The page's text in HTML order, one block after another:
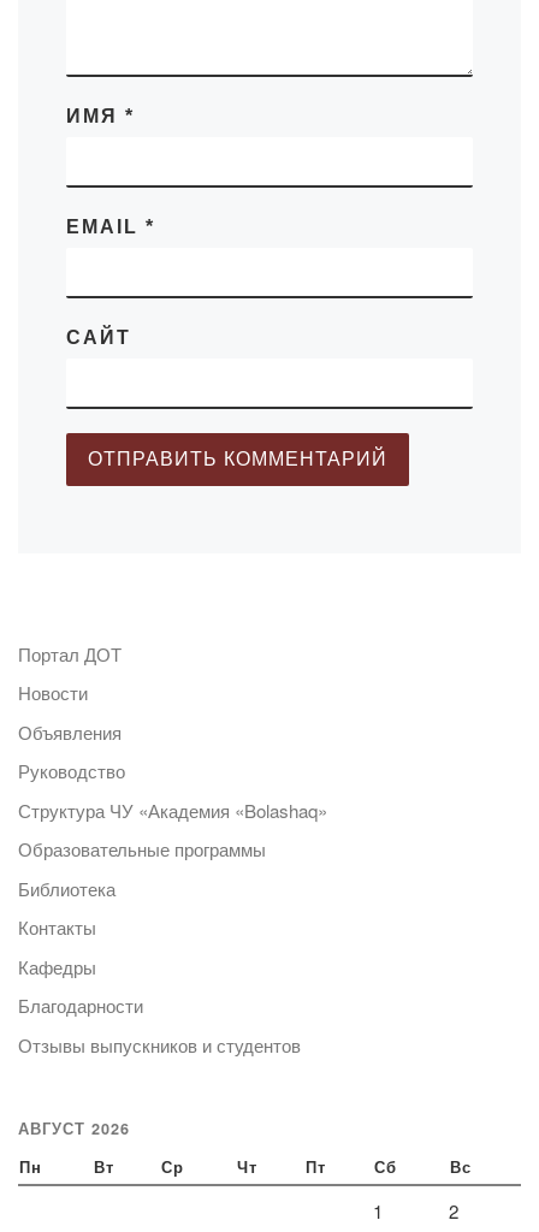
ИМЯ *
EMAIL *
САЙТ
Портал ДОТ
Новости
Объявления
Руководство
Структура ЧУ «Академия «Bolashaq»
Образовательные программы
Библиотека
Контакты
Кафедры
Благодарности
Отзывы выпускников и студентов
АВГУСТ 2026
Пн Вт Ср Чт Пт Сб Вс
1 2